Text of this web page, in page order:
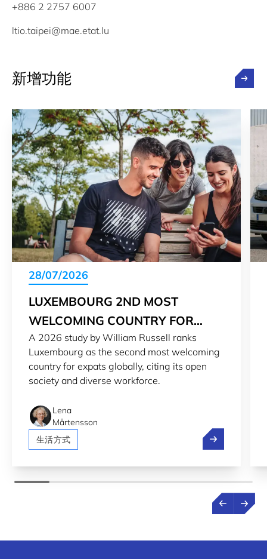
+886 2 2757 6007
ltio.taipei@mae.etat.lu
新增功能
28/07/2026
LUXEMBOURG 2ND MOST
WELCOMING COUNTRY FOR
EXPATS IN 2026
A 2026 study by William Russell ranks
Luxembourg as the second most welcoming
country for expats globally, citing its open
society and diverse workforce.
Lena
Mårtensson
生活方式
Luxembourg